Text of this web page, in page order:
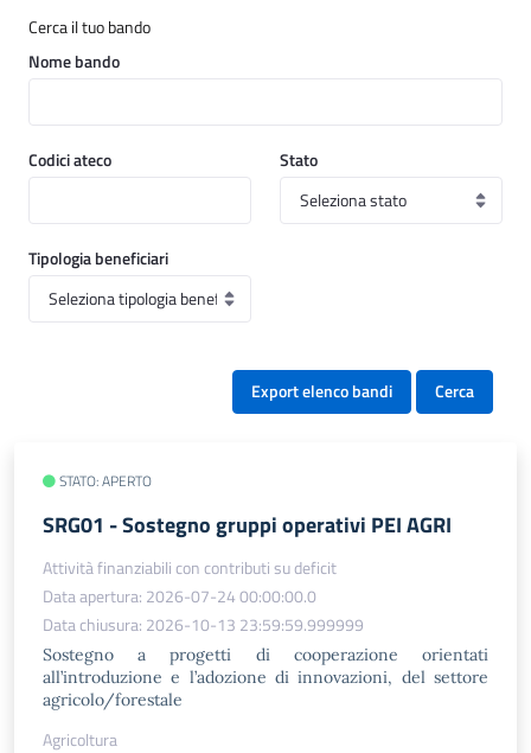
Cerca il tuo bando
Nome bando
Codici ateco Stato
Tipologia beneficiari
Export elenco bandi Cerca
STATO: APERTO
SRG01 - Sostegno gruppi operativi PEI AGRI
Attività finanziabili con contributi su deficit
Data apertura: 2026-07-24 00:00:00.0
Data chiusura: 2026-10-13 23:59:59.999999
Sostegno a progetti di cooperazione orientati
all’introduzione e l’adozione di innovazioni, del settore
agricolo/forestale
Agricoltura